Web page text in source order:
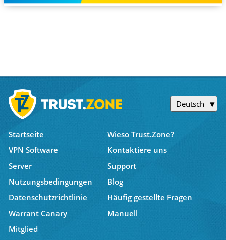
Deutsch
Startseite
Wieso Trust.Zone?
VPN Software
Kontaktiere uns
Server
Support
Nutzungsbedingungen
Blog
Datenschutzrichtlinie
Häufig gestellte Fragen
Warrant Canary
Manuell
Mitglied